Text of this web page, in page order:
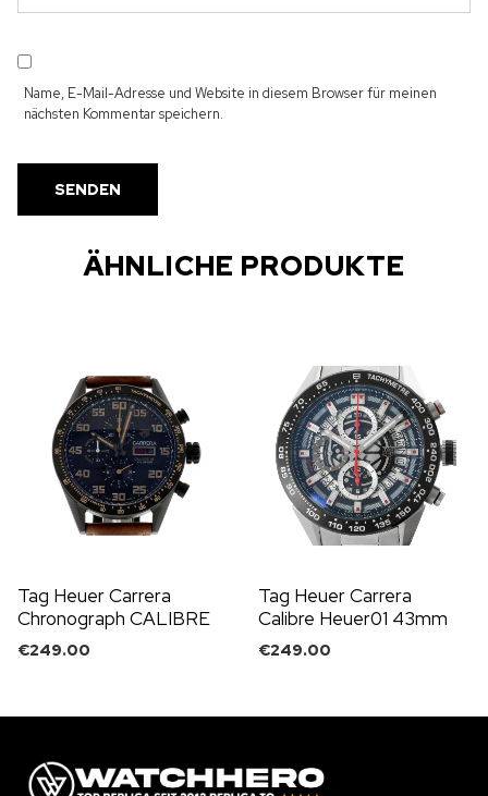
Name, E-Mail-Adresse und Website in diesem Browser für meinen
nächsten Kommentar speichern.
ÄHNLICHE PRODUKTE
Tag Heuer Carrera
Chronograph CALIBRE
16 43mm
€249.00
Tag Heuer Carrera
Calibre Heuer01 43mm
€249.00